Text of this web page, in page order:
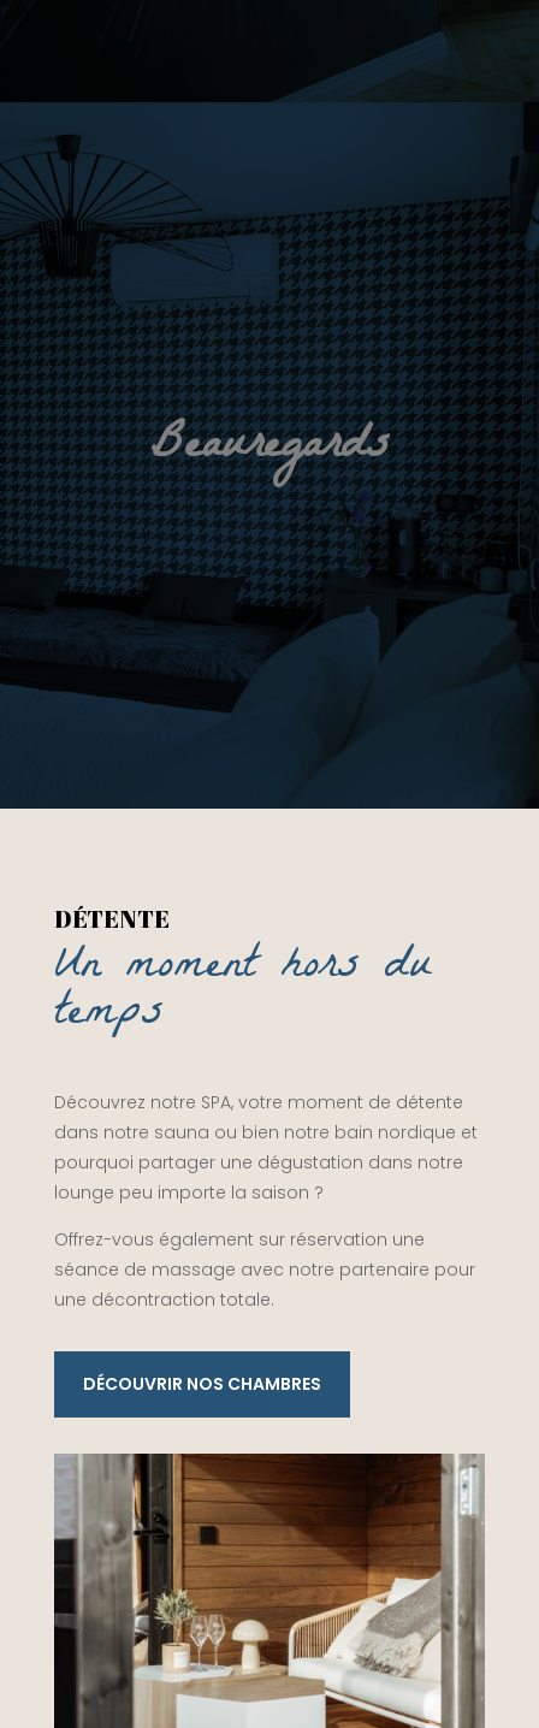
Beauregards
DÉTENTE
Un moment hors du
temps
Découvrez notre SPA, votre moment de détente
dans notre sauna ou bien notre bain nordique et
pourquoi partager une dégustation dans notre
lounge peu importe la saison ?
Offrez-vous également sur réservation une
séance de massage avec notre partenaire pour
une décontraction totale.
DÉCOUVRIR NOS CHAMBRES